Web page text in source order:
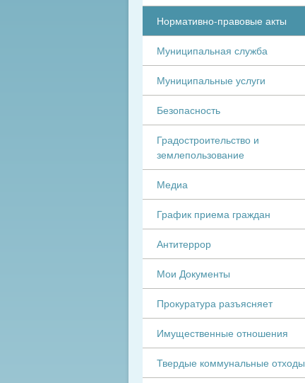
Нормативно-правовые акты
Муниципальная служба
Муниципальные услуги
Безопасность
Градостроительство и
землепользование
Медиа
График приема граждан
Антитеррор
Мои Документы
Прокуратура разъясняет
Имущественные отношения
Твердые коммунальные отходы